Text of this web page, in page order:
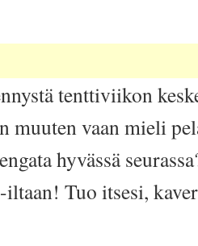
tenttiviikon
muuten vaan mieli
hyvässä
Tuo itsesi,